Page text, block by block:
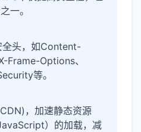
一。
全头，如Content-
Frame-Options、
等。
，加速静态资源
）的加载，减